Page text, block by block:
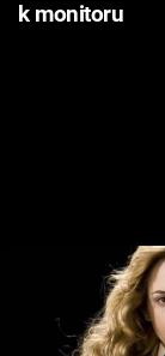
k monitoru